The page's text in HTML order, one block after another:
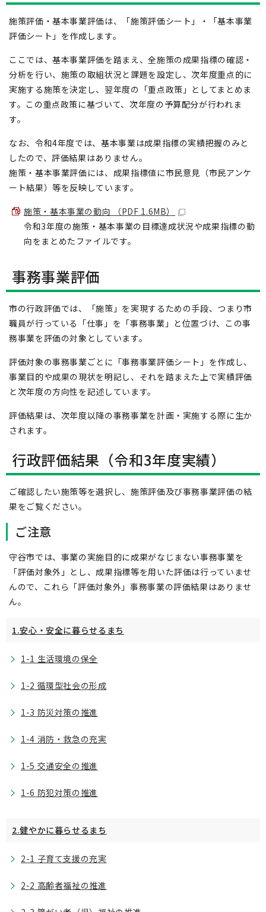
施策評価・基本事業評価は、「施策評価シート」・「基本事業
評価シート」を作成します。
ここでは、基本事業評価を踏まえ、全施策の成果指標の確認・
分析を行い、施策の取組状況と課題を設定し、次年度重点的に
実施する施策を決定し、翌年度の「重点政策」としてまとめま
す。この重点政策に基づいて、次年度の予算配分が行われま
す。
なお、令和4年度では、基本事業は成果指標の実績把握のみと
したので、評価結果はありません。
施策・基本事業評価には、成果指標値に市民意見（市民アンケ
ート結果）等を反映しています。
施策・基本事業の動向 （PDF 1.6MB）
令和3年度の施策・基本事業の目標達成状況や成果指標の動
向をまとめたファイルです。
事務事業評価
市の行政評価では、「施策」を実現するための手段、つまり市
職員が行っている「仕事」を「事務事業」と位置づけ、この事
務事業を評価の対象としています。
評価対象の事務事業ごとに「事務事業評価シート」を作成し、
事業目的や成果の現状を明記し、それを踏まえた上で実績評価
と次年度の方向性を記述しています。
評価結果は、次年度以降の事務事業を計画・実施する際に生か
されます。
行政評価結果（令和3年度実績）
ご確認したい施策等を選択し、施策評価及び事務事業評価の結
果をご覧ください。
ご注意
守谷市では、事業の実施目的に成果がなじまない事務事業を
「評価対象外」とし、成果指標等を用いた評価は行っていませ
んので、これら「評価対象外」事務事業の評価結果はありませ
ん。
1.安心・安全に暮らせるまち
1-1 生活環境の保全
1-2 循環型社会の形成
1-3 防災対策の推進
1-4 消防・救急の充実
1-5 交通安全の推進
1-6 防犯対策の推進
2.健やかに暮らせるまち
2-1 子育て支援の充実
2-2 高齢者福祉の推進